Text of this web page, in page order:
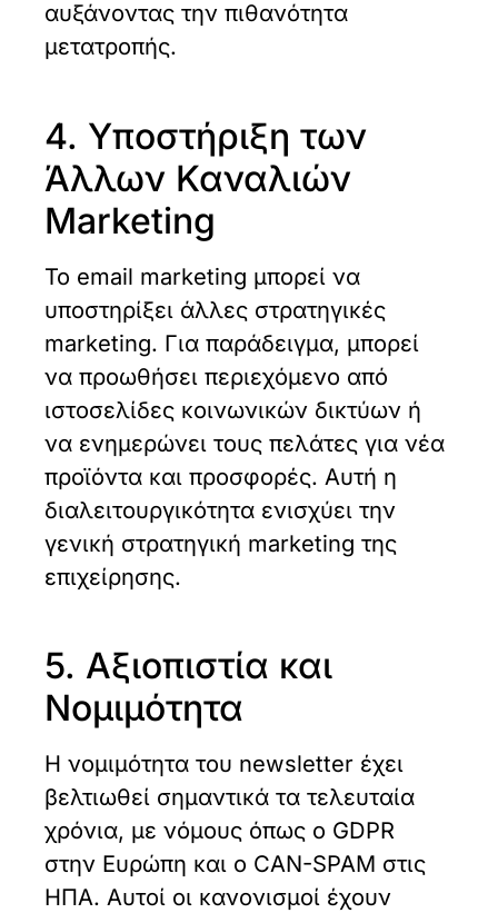
αυξάνοντας την πιθανότητα
μετατροπής.
4. Υποστήριξη των
Άλλων Καναλιών
Marketing
Το email marketing μπορεί να
υποστηρίξει άλλες στρατηγικές
marketing. Για παράδειγμα, μπορεί
να προωθήσει περιεχόμενο από
ιστοσελίδες κοινωνικών δικτύων ή
να ενημερώνει τους πελάτες για νέα
προϊόντα και προσφορές. Αυτή η
διαλειτουργικότητα ενισχύει την
γενική στρατηγική marketing της
επιχείρησης.
5. Αξιοπιστία και
Νομιμότητα
Η νομιμότητα του newsletter έχει
βελτιωθεί σημαντικά τα τελευταία
χρόνια, με νόμους όπως ο GDPR
στην Ευρώπη και ο CAN-SPAM στις
ΗΠΑ. Αυτοί οι κανονισμοί έχουν